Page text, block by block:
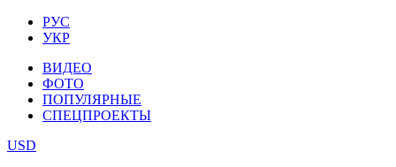
РУС
УКР
ВИДЕО
ФОТО
ПОПУЛЯРНЫЕ
СПЕЦПРОЕКТЫ
USD